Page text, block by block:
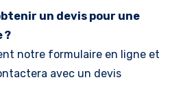
un devis pour une
?
notre formulaire en ligne et
avec un devis